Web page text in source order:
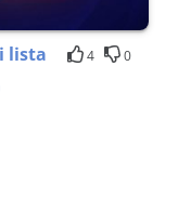
lista 4 0